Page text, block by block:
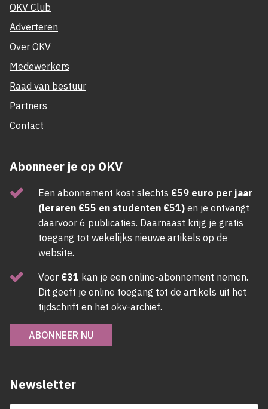
OKV Club
Adverteren
Over OKV
Medewerkers
Raad van bestuur
Partners
Contact
Abonneer je op OKV
Een abonnement kost slechts €59 euro per jaar
(leraren €55 en studenten €51) en je ontvangt
daarvoor 6 publicaties. Daarnaast krijg je gratis
toegang tot wekelijks nieuwe artikels op de
website.
Voor €31 kan je een online-abonnement nemen.
Dit geeft je online toegang tot de artikels uit het
tijdschrift en het okv-archief.
ABONNEER NU
Newsletter